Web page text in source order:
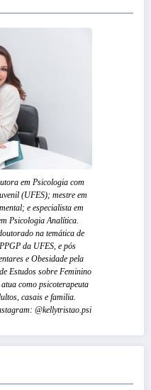
em Psicologia com
(UFES); mestre em
e especialista em
Psicologia Analítica.
na temática de
da UFES, e pós
e Obesidade pela
Estudos sobre Feminino
como psicoterapeuta
casais e familia.
@kellytristao.psi